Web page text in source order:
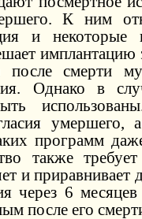
К ним
и некоторые
после смерти
Однако в
программ
также
и
через 6
после его